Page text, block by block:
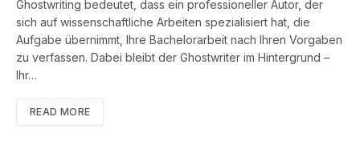
Ghostwriting bedeutet, dass ein professioneller Autor, der
sich auf wissenschaftliche Arbeiten spezialisiert hat, die
Aufgabe übernimmt, Ihre Bachelorarbeit nach Ihren Vorgaben
zu verfassen. Dabei bleibt der Ghostwriter im Hintergrund –
Ihr…
READ MORE